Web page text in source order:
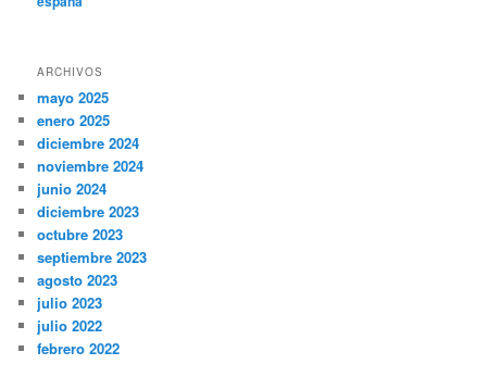
ARCHIVOS
mayo 2025
enero 2025
diciembre 2024
noviembre 2024
junio 2024
diciembre 2023
octubre 2023
septiembre 2023
agosto 2023
julio 2023
julio 2022
febrero 2022